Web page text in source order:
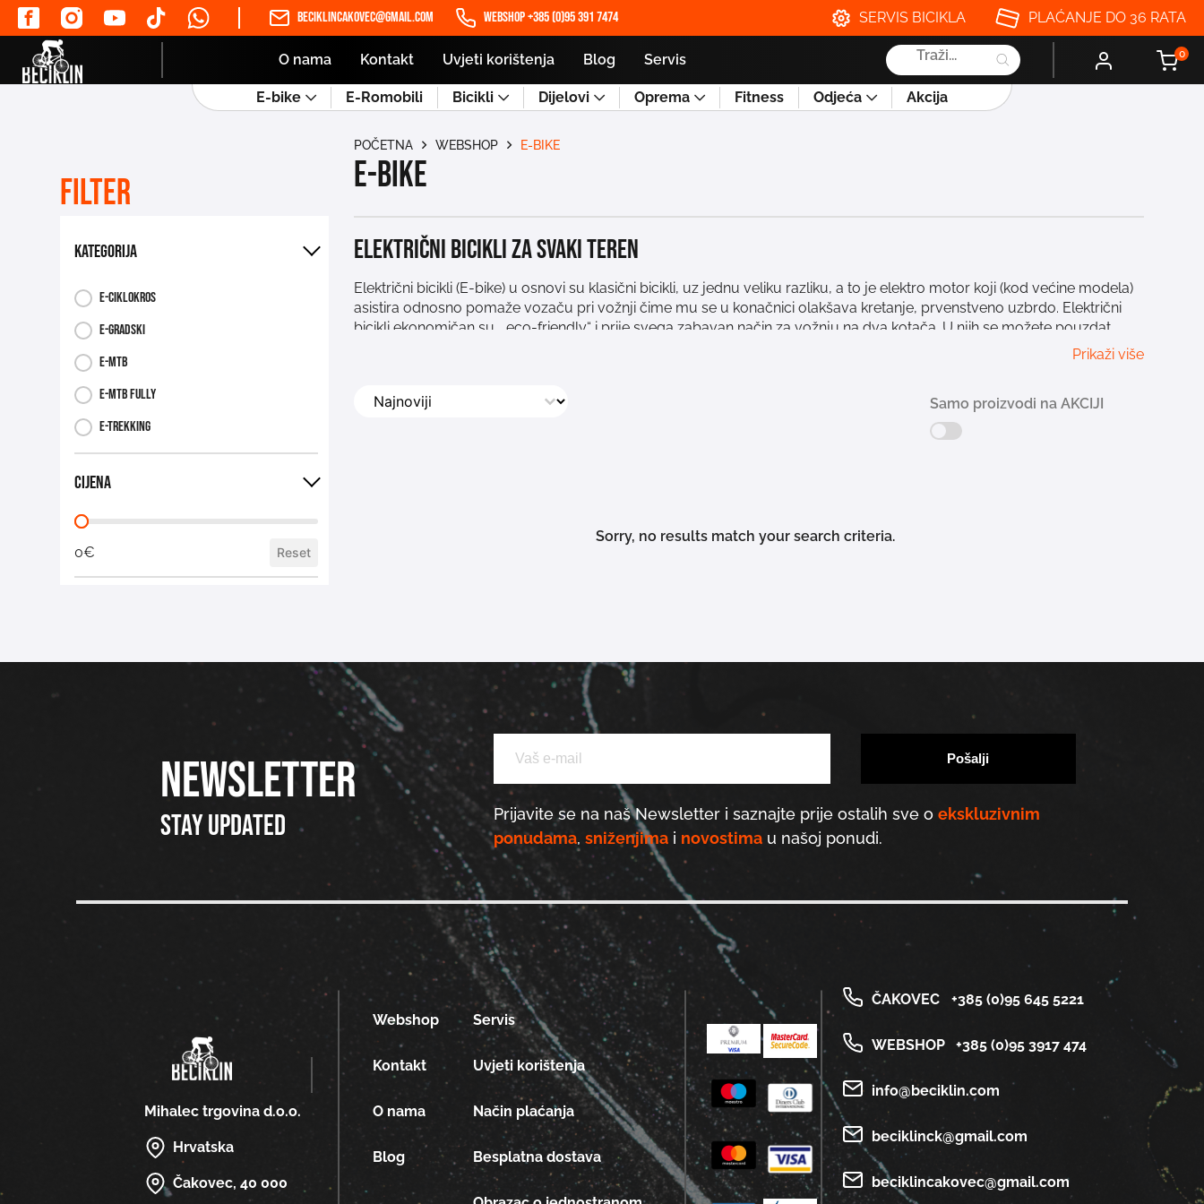
beciklincakovec@gmail.com WEBSHOP +385 (0)95 391 7474 SERVIS BICIKLA PLAĆANJE DO 36 RATA
O nama Kontakt Uvjeti korištenja Blog Servis
Products
search
0
E-bike E-Romobili Bicikli Dijelovi Oprema Fitness Odjeća Akcija
POČETNA WEBSHOP E-BIKE
Filter E-bike
Kategorija
E-ciklokros
E-gradski
E-mtb
E-mtb fully
E-trekking
Cijena
0€ Reset
Električni bicikli za svaki teren
Električni bicikli (E-bike) u osnovi su klasični bicikli, uz jednu veliku razliku, a to je elektro motor koji (kod većine modela)
asistira odnosno pomaže vozaču pri vožnji čime mu se u konačnici olakšava kretanje, prvenstveno uzbrdo. Električni
bicikli ekonomičan su, „eco-friendly“ i prije svega zabavan način za vožnju na dva kotača. U njih se možete pouzdat
zbog izdržljivih i pouzdanih baterija, što ih čini savršenim izborom za sve koji žele ići duže i brže! Uz njih će odlazak na
po jačini odnosno vijeku trajanja baterije. Izaberite model koji najviše odgovara vašim potrebama, za sve ostalo će se
i drugi poznati i provjereni brendovi!
Prikaži više
Sortiraj Samo proizvodi na AKCIJI
Sorry, no results match your search criteria.
NEWSLETTER
Stay updated Prijavite se na naš Newsletter i saznajte prije ostalih sve o ekskluzivnim
ponudama, sniženjimai novostimau našoj ponudi.
Mihalec trgovina d.o.o.
Hrvatska
Čakovec, 40 000
Webshop
Kontakt
O nama
Blog
Servis
Uvjeti korištenja
Način plaćanja
Besplatna dostava
ČAKOVEC +385 (0)95 645 5221
WEBSHOP +385 (0)95 3917 474
info@beciklin.com
beciklinck@gmail.com
beciklincakovec@gmail.com